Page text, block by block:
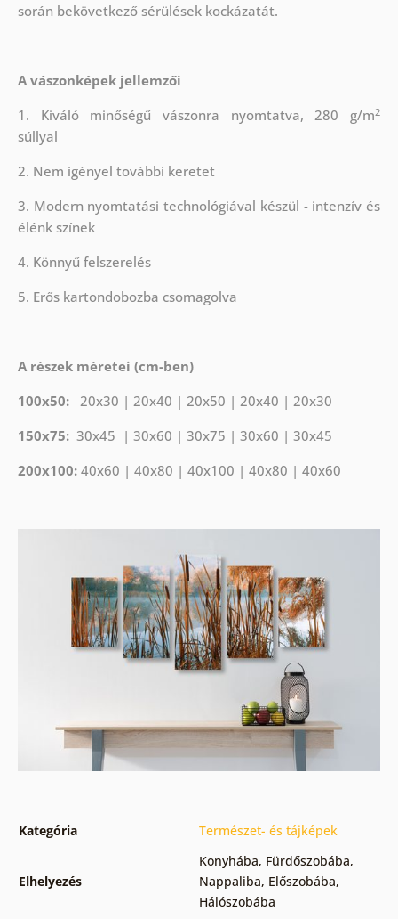
során bekövetkező sérülések kockázatát.
A vászonképek jellemzői
1. Kiváló minőségű vászonra nyomtatva, 280 g/m2
súllyal
2. Nem igényel további keretet
3. Modern nyomtatási technológiával készül - intenzív és
élénk színek
4. Könnyű felszerelés
5. Erős kartondobozba csomagolva
A részek méretei (cm-ben)
100x50: 20x30 | 20x40 | 20x50 | 20x40 | 20x30
150x75: 30x45 | 30x60 | 30x75 | 30x60 | 30x45
200x100: 40x60 | 40x80 | 40x100 | 40x80 | 40x60
Kategória Természet- és tájképek
Elhelyezés
Konyhába, Fürdőszobába,
Nappaliba, Előszobába,
Hálószobába